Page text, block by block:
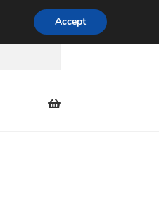
Accept